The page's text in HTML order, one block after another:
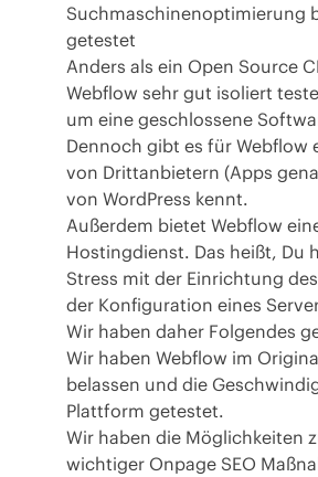
Suchmaschinenoptimierung
getestet
Anders als ein Open Source
Webflow sehr gut isoliert
um eine geschlossene
Dennoch gibt es für Webflow
von Drittanbietern (Apps
von WordPress kennt.
Außerdem bietet Webflow
Hostingdienst. Das heißt, Du
Stress mit der Einrichtung
der Konfiguration eines
Wir haben daher Folgendes
Wir haben Webflow im
belassen und die
Plattform getestet.
Wir haben die Möglichkeiten
wichtiger Onpage SEO